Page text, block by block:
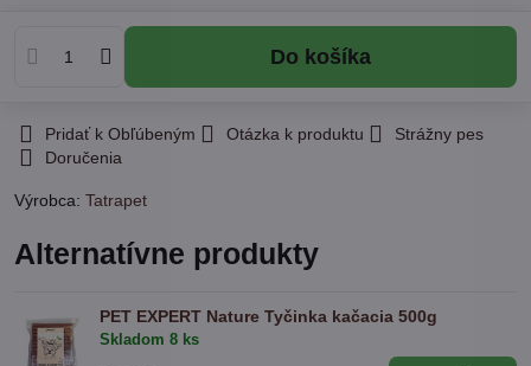
Do košíka
Pridať k Obľúbeným Otázka k produktu
Strážny pes
Doručenia
Výrobca: Tatrapet
Alternatívne produkty
PET EXPERT Nature Tyčinka kačacia 500g
Skladom 8 ks